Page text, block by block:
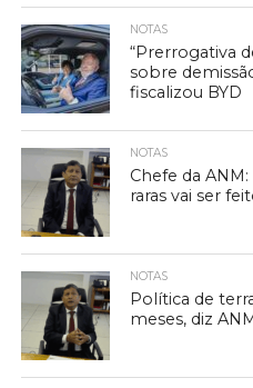
NOTAS
“Prerrogativa
sobre
fiscalizou BYD
NOTAS
Chefe da
raras vai ser
NOTAS
Política de
meses, diz